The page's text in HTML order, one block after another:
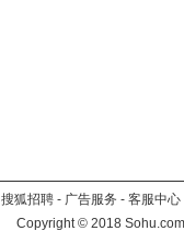
搜狐招聘 - 广告服务 - 客服中心
Copyright©2018